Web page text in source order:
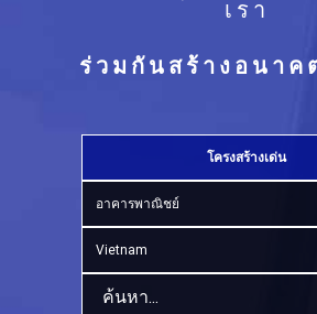
เรา
ร่วมกันสร้างอนาค
โครงสร้างเด่น
อาคารพาณิชย์
Vietnam